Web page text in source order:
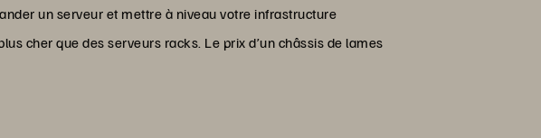
un serveur et mettre à niveau votre infrastructure
cher que des serveurs racks. Le prix d’un châssis de lames